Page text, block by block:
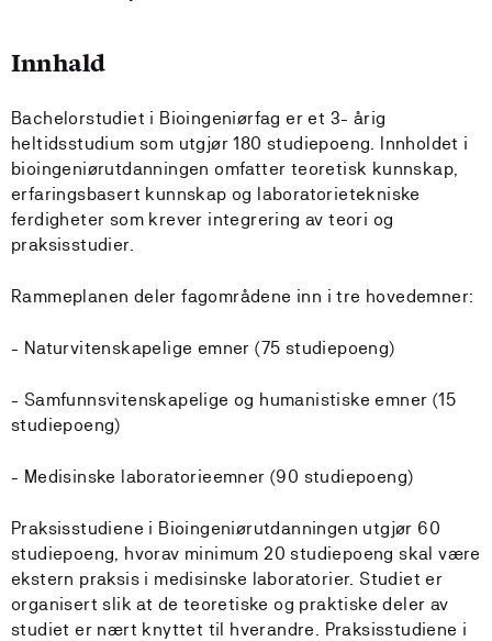
Innhald
Bachelorstudiet i Bioingeniørfag er et 3- årig
heltidsstudium som utgjør 180 studiepoeng. Innholdet i
bioingeniørutdanningen omfatter teoretisk kunnskap,
erfaringsbasert kunnskap og laboratorietekniske
ferdigheter som krever integrering av teori og
praksisstudier.
Rammeplanen deler fagområdene inn i tre hovedemner:
- Naturvitenskapelige emner (75 studiepoeng)
- Samfunnsvitenskapelige og humanistiske emner (15
studiepoeng)
- Medisinske laboratorieemner (90 studiepoeng)
Praksisstudiene i Bioingeniørutdanningen utgjør 60
studiepoeng, hvorav minimum 20 studiepoeng skal være
ekstern praksis i medisinske laboratorier. Studiet er
organisert slik at de teoretiske og praktiske deler av
studiet er nært knyttet til hverandre. Praksisstudiene i